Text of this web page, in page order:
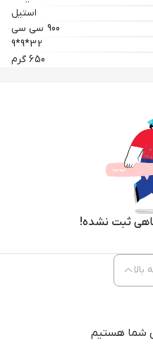
استیل
900 سی سی
32*9*9
650 گرم
ثبت نشده!
شما هستیم